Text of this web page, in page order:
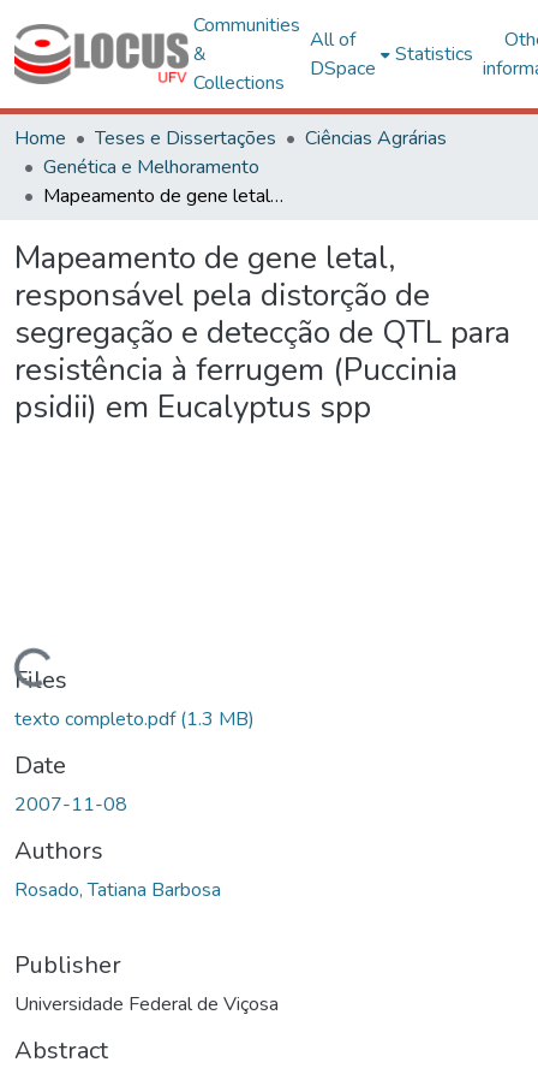
Communities
&
Collections
All of
DSpace
Statistics
Home Teses e Dissertações
Ciências Agrárias
Genética e Melhoramento
Mapeamento de gene letal, responsável pela distorção de segregação e detecção de QTL para resistência à ferrugem (Puccinia psidii) em Eucalyptus spp
Mapeamento de gene letal,
responsável pela distorção de
segregação e detecção de QTL para
resistência à ferrugem (Puccinia
psidii) em Eucalyptus spp
Files
texto completo.pdf(1.3 MB)
Date
2007-11-08
Authors
Rosado, Tatiana Barbosa
Publisher
Universidade Federal de Viçosa
Abstract